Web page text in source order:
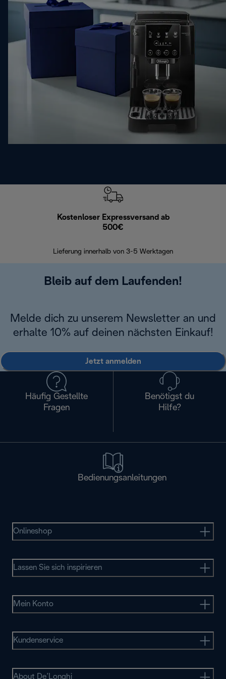
Kostenloser Expressversand ab
500€
Lieferung innerhalb von 3-5 Werktagen
Bleib auf dem Laufenden!
Melde dich zu unserem Newsletter an und
erhalte 10% auf deinen nächsten Einkauf!
Jetzt anmelden
Häufig Gestellte
Fragen
Benötigst du
Hilfe?
Bedienungsanleitungen
Onlineshop
Lassen Sie sich inspirieren
Mein Konto
Kundenservice
About De’Longhi